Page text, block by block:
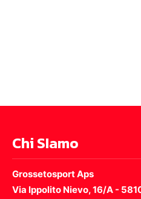
Chi SIamo
Grossetosport Aps
Via Ippolito Nievo, 16/A -